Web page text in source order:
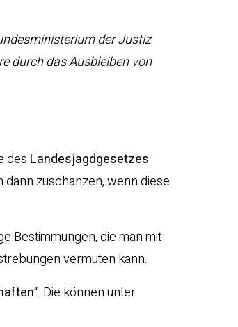
der Justiz
durch das Ausbleiben von
des Landesjagdgesetzes
zuschanzen, wenn diese
Bestimmungen, die man mit
vermuten kann.
“. Die können unter